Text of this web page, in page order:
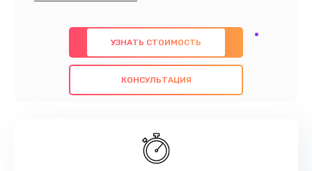
предлагаем быстрый и качественный ремонт с
использованием оригинальных компонентов, а
также гарантируем качество всех
проведенных работ. Наша цель - предоставить
наилучшим образом. Не медлите записаться на
УЗНАТЬ СТОИМОСТЬ
КОНСУЛЬТАЦИЯ